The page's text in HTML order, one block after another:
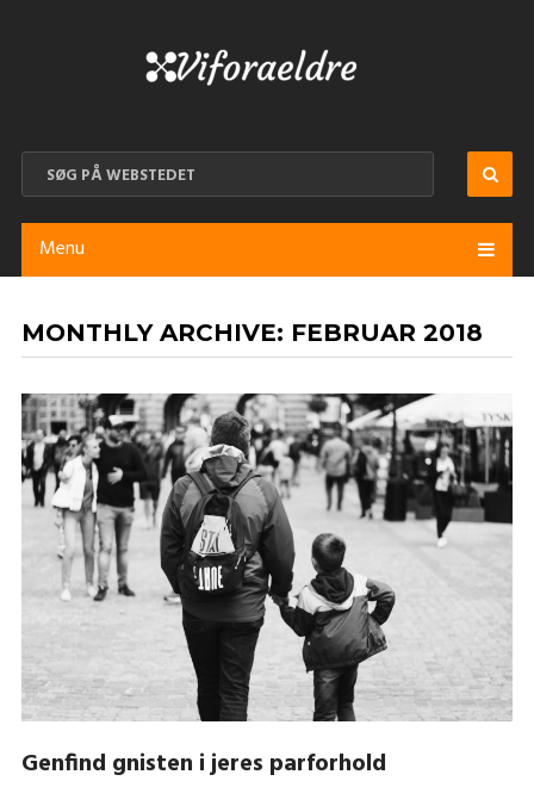
Menu
MONTHLY ARCHIVE: FEBRUAR 2018
Genfind gnisten i jeres parforhold